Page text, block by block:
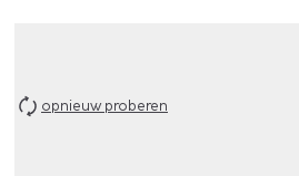
opnieuw proberen